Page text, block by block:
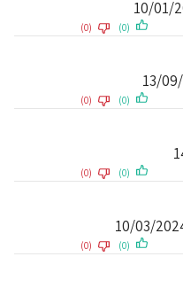
10/01/
(0)
(0)
13/
(0)
(0)
(0)
(0)
10/03/
(0)
(0)